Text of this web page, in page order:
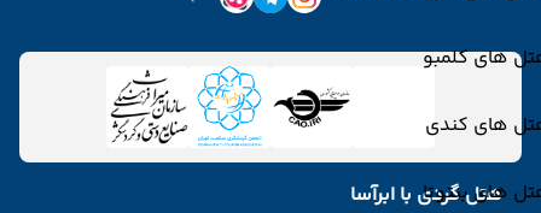
های کلمبو
های کندی
های بنتوتا
هتل گردی با ابرآسا